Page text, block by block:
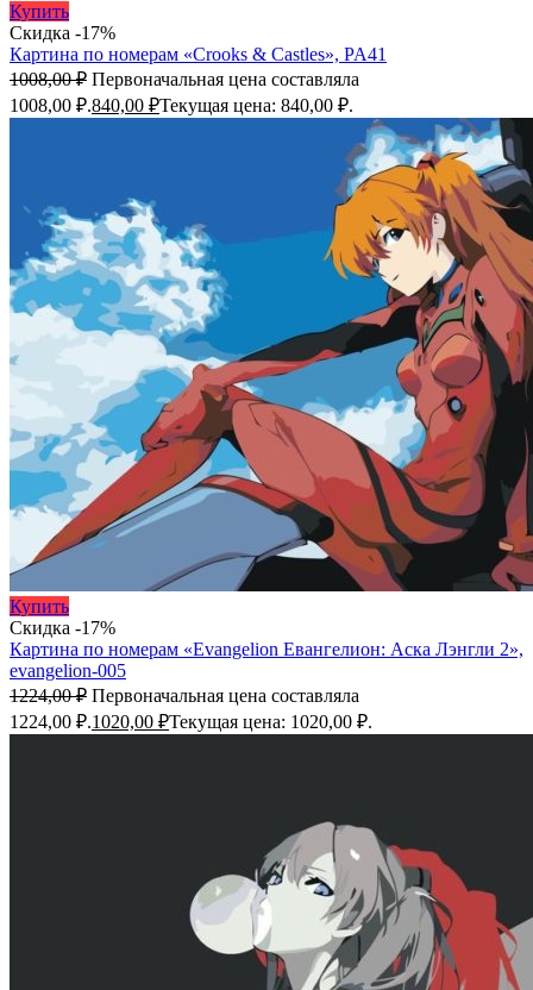
Купить
Скидка -17%
Картина по номерам «Crooks & Castles», PA41
1008,00₽ Первоначальная цена составляла
1008,00 ₽.840,00 ₽Текущая цена: 840,00 ₽.
Купить
Скидка -17%
Картина по номерам «Evangelion Евангелион: Аска Лэнгли 2»,
evangelion-005
1224,00₽ Первоначальная цена составляла
1224,00 ₽.1020,00 ₽Текущая цена: 1020,00 ₽.